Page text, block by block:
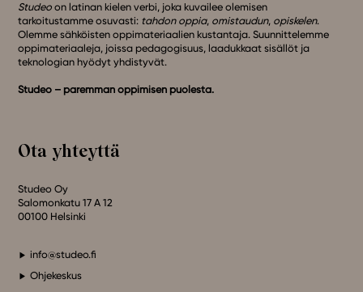
Studeo on latinan kielen verbi, joka kuvailee olemisen
tarkoitustamme osuvasti: tahdon oppia, omistaudun, opiskelen.
Olemme sähköisten oppimateriaalien kustantaja. Suunnittelemme
oppimateriaaleja, joissa pedagogisuus, laadukkaat sisällöt ja
teknologian hyödyt yhdistyvät.
Studeo – paremman oppimisen puolesta.
Ota yhteyttä
Studeo Oy
Salomonkatu 17 A 12
00100 Helsinki
info@studeo.fi
Ohjekeskus